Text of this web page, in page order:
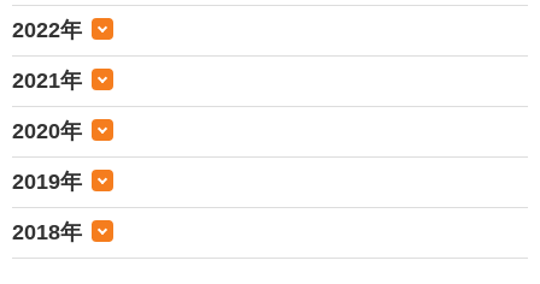
2022年
2021年
2020年
2019年
2018年